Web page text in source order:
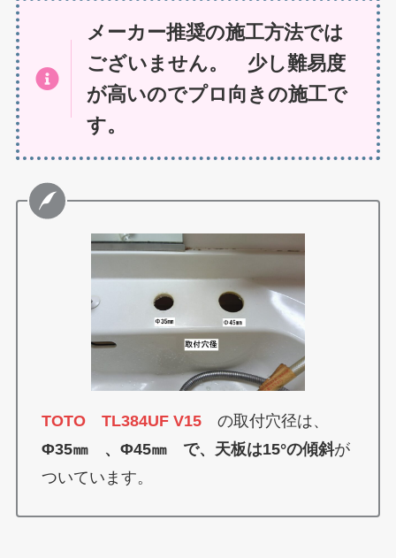
メーカー推奨の施工方法では
ございません。
少し難易度
が高いのでプロ向きの施工で
す。
TOTO TL384UF V15の取付穴径は、
Φ35㎜ 、Φ45㎜ で、天板は15°の傾斜が
ついています。